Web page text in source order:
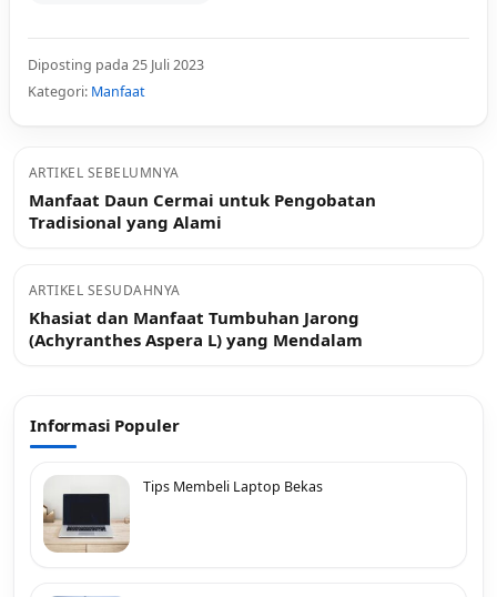
Diposting pada 25 Juli 2023
Kategori: Manfaat
ARTIKEL SEBELUMNYA
Manfaat Daun Cermai untuk Pengobatan
Tradisional yang Alami
ARTIKEL SESUDAHNYA
Khasiat dan Manfaat Tumbuhan Jarong
(Achyranthes Aspera L) yang Mendalam
Informasi Populer
Tips Membeli Laptop Bekas